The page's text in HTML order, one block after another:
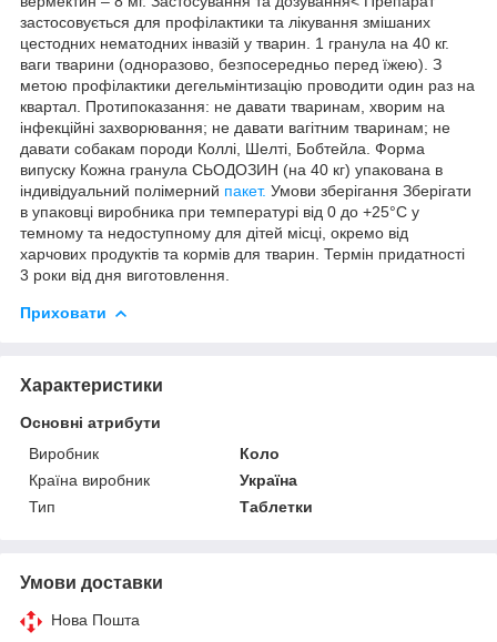
застосовується для профілактики та лікування змішаних
цестодних нематодних інвазій у тварин. 1 гранула на 40 кг.
ваги тварини (одноразово, безпосередньо перед їжею). З
метою профілактики дегельмінтизацію проводити один раз на
квартал. Протипоказання: не давати тваринам, хворим на
інфекційні захворювання; не давати вагітним тваринам; не
давати собакам породи Коллі, Шелті, Бобтейла. Форма
випуску Кожна гранула СЬОДОЗИН (на 40 кг) упакована в
індивідуальний полімерний пакет. Умови зберігання Зберігати
в упаковці виробника при температурі від 0 до +25°С у
темному та недоступному для дітей місці, окремо від
харчових продуктів та кормів для тварин. Термін придатності
3 роки від дня виготовлення.
Приховати
Характеристики
Основні атрибути
Виробник
Коло
Країна виробник
Україна
Тип
Таблетки
Умови доставки
Нова Пошта